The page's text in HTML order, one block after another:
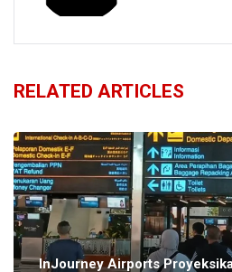
RELATED ARTICLES
InJourney Airports